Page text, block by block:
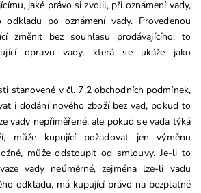
jaké právo si zvolil, při oznámení vady,
odkladu po oznámení vady. Provedenou
změnit bez souhlasu prodávajícího; to
opravu vady, která se ukáže jako
stanovené v čl. 7.2 obchodních podmínek,
i dodání nového zboží bez vad, pokud to
vady nepřiměřené, ale pokud se vada týká
může kupující požadovat jen výměnu
může odstoupit od smlouvy. Je-li to
vady neúměrné, zejména lze-li vadu
odkladu, má kupující právo na bezplatné